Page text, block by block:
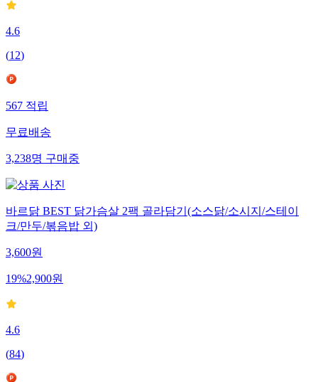
4.6
(12)
567적립
무료배송
3,238명구매중
바르닭 BEST 닭가슴살 2팩 골라담기(소스닭/소시지/스테이
크/만두/볶음밥 외)
3,600원
19%2,900원
4.6
(84)